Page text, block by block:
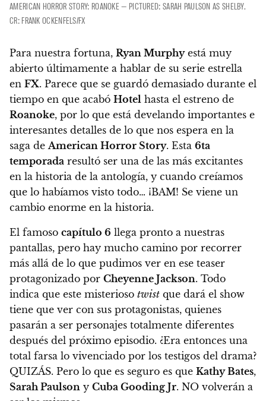
AMERICAN HORROR STORY: ROANOKE — PICTURED: SARAH PAULSON AS SHELBY.
CR: FRANK OCKENFELS/FX
Para nuestra fortuna, Ryan Murphyestá muy
abierto últimamente a hablar de su serie estrella
en FX. Parece que se guardó demasiado durante el
tiempo en que acabó Hotel hasta el estreno de
Roanoke, por lo que está develando importantes e
interesantes detalles de lo que nos espera en la
saga deAmerican Horror Story. Esta 6ta
temporada resultó ser una de las más excitantes
en la historia de la antología, y cuando creíamos
que lo habíamos visto todo… ¡BAM! Se viene un
cambio enorme en la historia.
El famoso capítulo 6 llega pronto a nuestras
pantallas, pero hay mucho camino por recorrer
más allá de lo que pudimos ver en ese teaser
protagonizado por Cheyenne Jackson. Todo
indica que este misterioso twist que dará el show
tiene que ver con sus protagonistas, quienes
pasarán a ser personajes totalmente diferentes
después del próximo episodio. ¿Era entonces una
total farsa lo vivenciado por los testigos del drama?
QUIZÁS. Pero lo que es seguro es que Kathy Bates,
Sarah Paulson y Cuba Gooding Jr. NO volverán a